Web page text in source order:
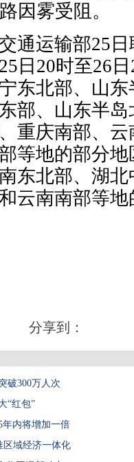
因雾受阻。
运输部25日
日20时至26
东北部、山
部、山东半
重庆南部、
等地的部分
东北部、湖
云南南部等
分享到：
破300万人次
“红包”
内将增加一倍
区域经济一体化